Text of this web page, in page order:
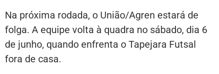
Na próxima rodada, o União/Agren estará de
folga. A equipe volta à quadra no sábado, dia 6
de junho, quando enfrenta o Tapejara Futsal
fora de casa.